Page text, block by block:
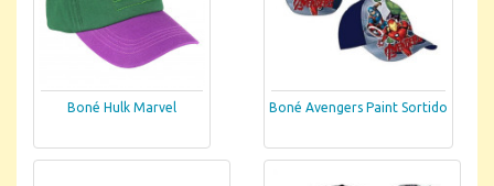
Boné Hulk Marvel Boné Avengers Paint Sortido